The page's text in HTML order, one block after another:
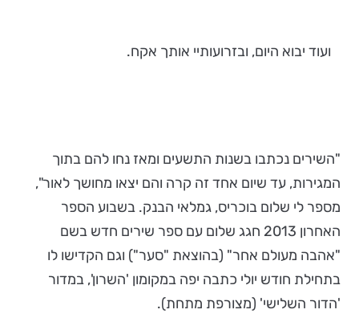
ועוד יבוא היום, ובזרועותיי אותך אקח.
"השירים נכתבו בשנות התשעים ומאז נחו להם בתוך
המגירות, עד שיום אחד זה קרה והם יצאו מחושך לאור",
מספר לי שלום בוכריס, גמלאי הבנק. בשבוע הספר
האחרון 2013 חגג שלום עם ספר שירים חדש בשם
"אהבה מעולם אחר" (בהוצאת "סער") וגם הקדישו לו
בתחילת חודש יולי כתבה יפה במקומון 'השרון', במדור
'הדור השלישי' (מצורפת מתחת).